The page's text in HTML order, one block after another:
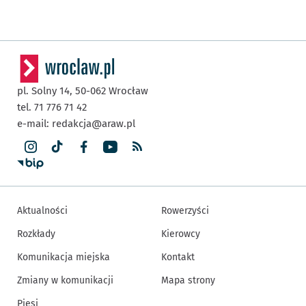
pl. Solny 14, 50-062 Wrocław
tel. 71 776 71 42
e-mail: redakcja@araw.pl
Aktualności
Rozkłady
Komunikacja miejska
Zmiany w komunikacji
Piesi
Rowerzyści
Kierowcy
Kontakt
Mapa strony